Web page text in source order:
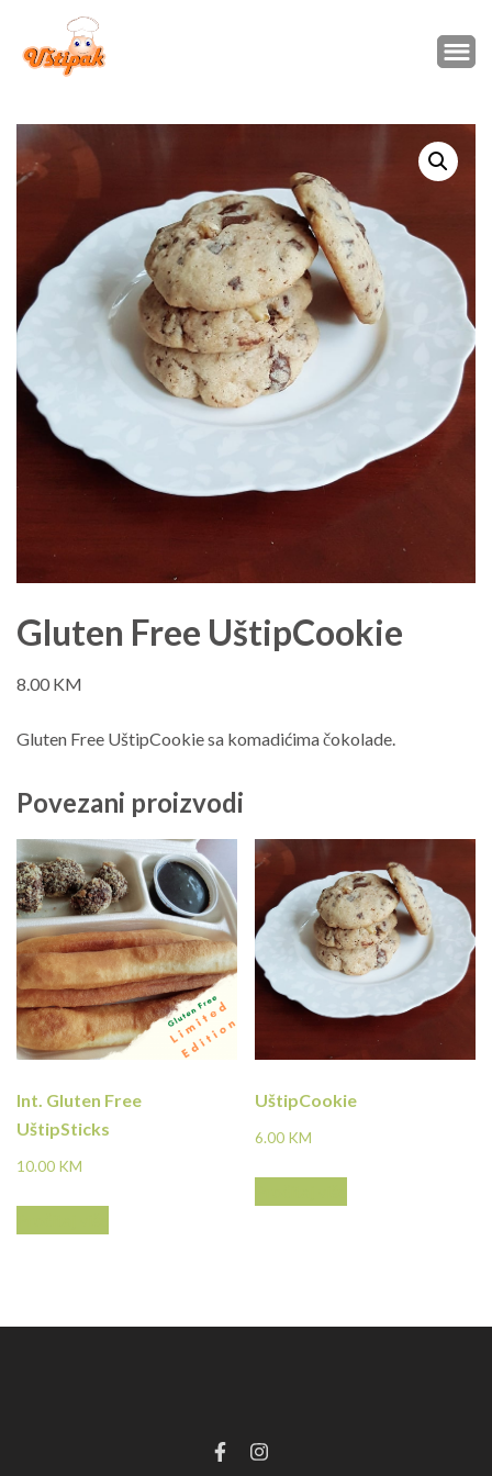
Gluten Free UštipCookie
8.00 KM
Gluten Free UštipCookie sa komadićima čokolade.
Povezani proizvodi
Int. Gluten Free
UštipSticks
10.00 KM
UštipCookie
6.00 KM